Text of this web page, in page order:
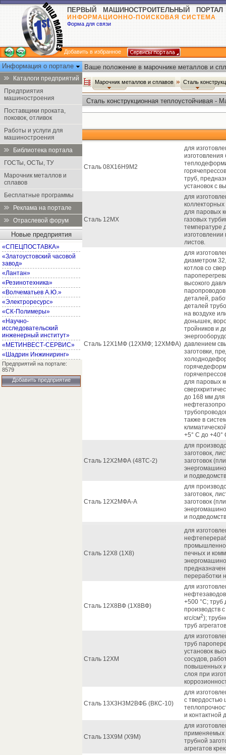
ПЕРВЫЙ МАШИНОСТРОИТЕЛЬНЫЙ ПОРТАЛ
ИНФОРМАЦИОННО-ПОИСКОВАЯ СИСТЕМА
Форма для связи
Добавить в избранное
Информация о портале
Каталоги предприятий
Предприятия
машиностроения
Поставщики проката,
поковок, отливок
Работы и услуги для
машиностроения
Библиотека портала
ГОСТы, ОСТы, ТУ
Марочник металлов и
сплавов
Бесплатные программы
Реклама на портале
Отраслевой форум
Новые предприятия
«СПЕЦПОСТАВКА»
«Златоустовский часовой
завод»
«Лантан»
«Резинотехника»
«Волчематьев А.Ю.»
«Электроресурс»
«СК-Полимеры»
«Научно-
исследовательский
инженерный институт»
«МЕТИНВЕСТ-СЕРВИС»
«Шадрин Инжиниринг»
Предприятий на портале:
8579
Добавить предприятие
Ваше положение в марочнике металлов и
Марочник металлов и сплавов Сталь
Сталь конструкционная теплоустойчивая -
Сталь 08Х16Н9М2
для
труб,
установок с
Сталь 12МХ
для
коллекторных
для паровых
газовых
температуре
изготовлении
листов.
Сталь 12Х1МФ (12ХМФ; 12ХМФА)
для
диаметром
котлов со
высокого
деталей,
деталей
на воздухе
донышек,
тройников и
давлением
заготовки,
для паровых
до 168 мм для
также в
+5° С до +40°
Сталь 12Х2МФА (48ТС-2)
для
заготовок,
заготовок
и
Сталь 12Х2МФА-А
для
заготовок,
заготовок
и
Сталь 12Х8 (1Х8)
для
печных и
переработки
Сталь 12Х8ВФ (1Х8ВФ)
для
+500 °С; труб
производств
кгс/см2);
труб
Сталь 12ХМ
для
труб
установок
сосудов,
повышенных и
слоя при
Сталь 13Х3Н3М2ВФБ (ВКС-10)
для
с твердостью
и контактной
Сталь 13Х9М (Х9М)
для
применяемых
трубной
агрегатов